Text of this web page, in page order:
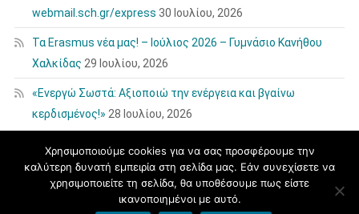
webmail.sch.gr/express 30 Ιουλίου, 2026
Τα Erasmus νέα μας! – Ιούλιος 2026 – Γυμνάσιο Κανήθου
Χαλκίδας 29 Ιουλίου, 2026
«Ενεργώ Σωστά: Αξιοποιώ την ενέργεια και βγαίνω
κερδισμένος!» 28 Ιουλίου, 2026
blogs.sch.gr |Θέμα εμφάνισης: News Portal
Χρησιμοποιούμε cookies για να σας προσφέρουμε την
καλύτερη δυνατή εμπειρία στη σελίδα μας. Εάν συνεχίσετε να
χρησιμοποιείτε τη σελίδα, θα υποθέσουμε πως είστε
ικανοποιημένοι με αυτό.